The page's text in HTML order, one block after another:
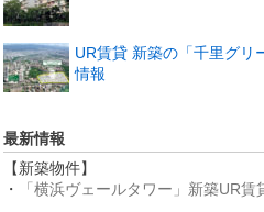
UR賃貸 新築の「千里グリ
情報
最新情報
【新築物件】
・
「横浜ヴェールタワー」新築UR